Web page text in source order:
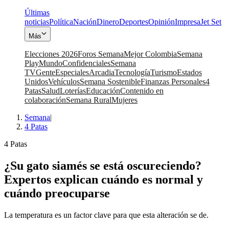
Últimas
noticiasPolíticaNaciónDineroDeportesOpiniónImpresaJet Set
Más
Elecciones 2026Foros SemanaMejor ColombiaSemana
PlayMundoConfidencialesSemana
TVGenteEspecialesArcadiaTecnologíaTurismoEstados
UnidosVehículosSemana SostenibleFinanzas Personales4
PatasSaludLoteríasEducaciónContenido en
colaboraciónSemana RuralMujeres
Semana|
4 Patas
4 Patas
¿Su gato siamés se está oscureciendo?
Expertos explican cuándo es normal y
cuándo preocuparse
La temperatura es un factor clave para que esta alteración se de.